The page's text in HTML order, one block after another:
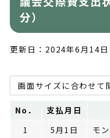
分）
更新日：2024年6月14日
画面サイズに合わせて
No．
支払月日
1
5月1日
モ